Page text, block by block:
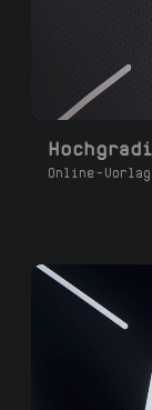
Online-